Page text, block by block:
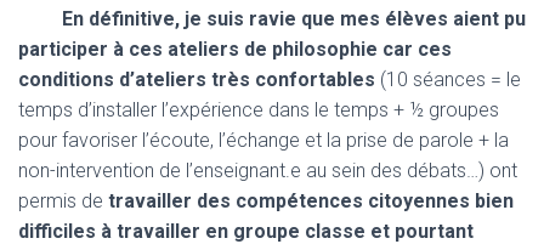
En définitive, je suis ravie que mes élèves aient pu
participer à ces ateliers de philosophie car ces
conditions d’ateliers très confortables (10 séances = le
temps d’installer l’expérience dans le temps + ½ groupes
pour favoriser l’écoute, l’échange et la prise de parole + la
non-intervention de l’enseignant.e au sein des débats…) ont
permis de travailler des compétences citoyennes bien
difficiles à travailler en groupe classe et pourtant